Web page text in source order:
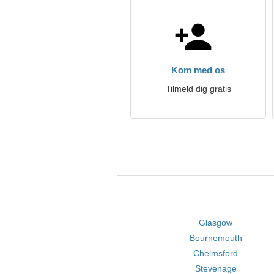
Kom med os
Tilmeld dig gratis
Glasgow
Bournemouth
Chelmsford
Stevenage